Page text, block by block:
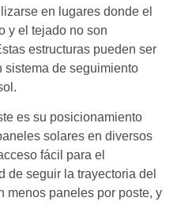
en lugares donde el
y el tejado no son
estructuras pueden ser
sistema de seguimiento
es su posicionamiento
solares en diversos
fácil para el
de seguir la trayectoria del
menos paneles por poste, y